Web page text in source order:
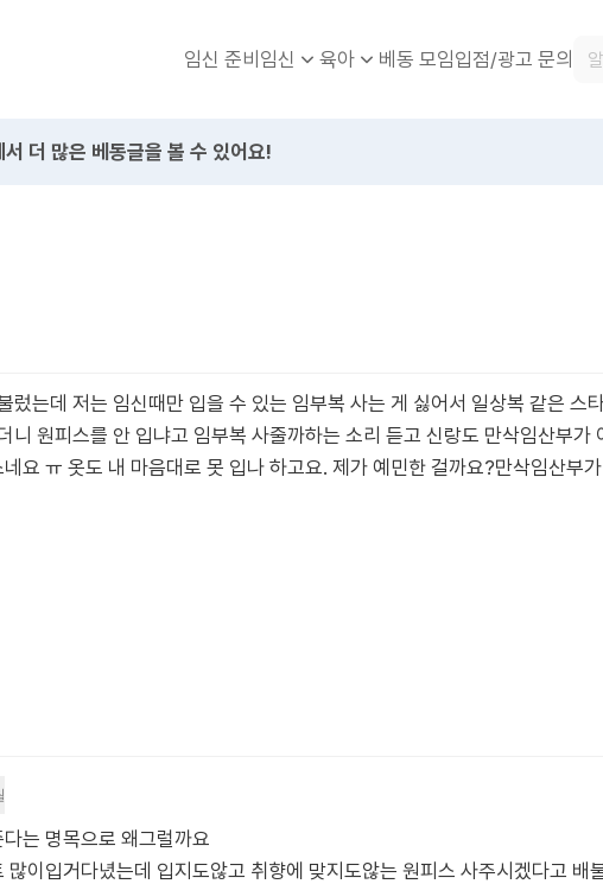
임신 준비임신 육아 베동 모임입점/광고 문의
더 많은 베동글을 볼 수 있어요!
렀는데 저는 임신때만 입을 수 있는 임부복 사는 게 싫어서 일상복 같은 스
니 원피스를 안 입냐고 임부복 사줄까하는 소리 듣고 신랑도 만삭임산부가
요 ㅠ 옷도 내 마음대로 못 입나 하고요. 제가 예민한 걸까요?만삭임산부
는 명목으로 왜그럴까요
많이입거다녔는데 입지도않고 취향에 맞지도않는 원피스 사주시겠다고 배